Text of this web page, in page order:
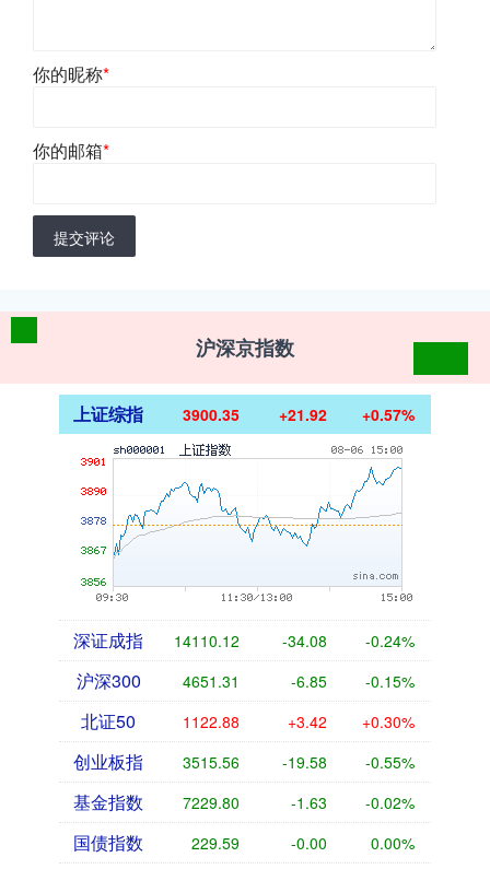
你的昵称*
你的邮箱*
提交评论
沪深京指数
上证综指 3900.35 +21.92 +0.57%
深证成指 14110.12 -34.08 -0.24%
沪深300 4651.31 -6.85 -0.15%
北证50 1122.88 +3.42 +0.30%
创业板指 3515.56 -19.58 -0.55%
基金指数 7229.80 -1.63 -0.02%
国债指数 229.59 -0.00 0.00%